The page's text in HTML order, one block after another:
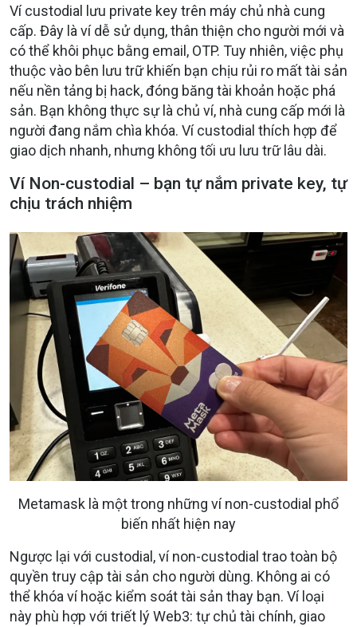
Ví custodial lưu private key trên máy chủ nhà cung
cấp. Đây là ví dễ sử dụng, thân thiện cho người mới và
có thể khôi phục bằng email, OTP. Tuy nhiên, việc phụ
thuộc vào bên lưu trữ khiến bạn chịu rủi ro mất tài sản
nếu nền tảng bị hack, đóng băng tài khoản hoặc phá
sản. Bạn không thực sự là chủ ví, nhà cung cấp mới là
người đang nắm chìa khóa. Ví custodial thích hợp để
giao dịch nhanh, nhưng không tối ưu lưu trữ lâu dài.
Ví Non-custodial – bạn tự nắm private key, tự
chịu trách nhiệm
Metamask là một trong những ví non-custodial phổ
biến nhất hiện nay
Ngược lại với custodial, ví non-custodial trao toàn bộ
quyền truy cập tài sản cho người dùng. Không ai có
thể khóa ví hoặc kiểm soát tài sản thay bạn. Ví loại
này phù hợp với triết lý Web3: tự chủ tài chính, giao